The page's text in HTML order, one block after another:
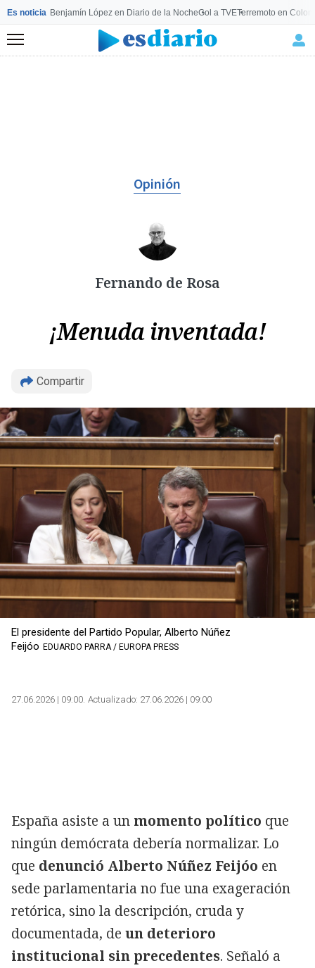
Es noticia Benjamín López en Diario de la NocheGol a TVETerremoto en
Menú
Opinión
Fernando de Rosa
¡Menuda inventada!
Compartir
Copiar
El presidente del Partido Popular, Alberto Núñez
Feijóo EDUARDO PARRA / EUROPA PRESS
27.06.2026 | 09:00 Actualizado: 27.06.2026 | 09:00
España asiste a un momento político que
ningún demócrata debería normalizar. Lo
que denunció Alberto Núñez Feijóo en
sede parlamentaria no fue una exageración
retórica, sino la descripción, cruda y
documentada, de un deterioro
institucional sin precedentes. Señaló a